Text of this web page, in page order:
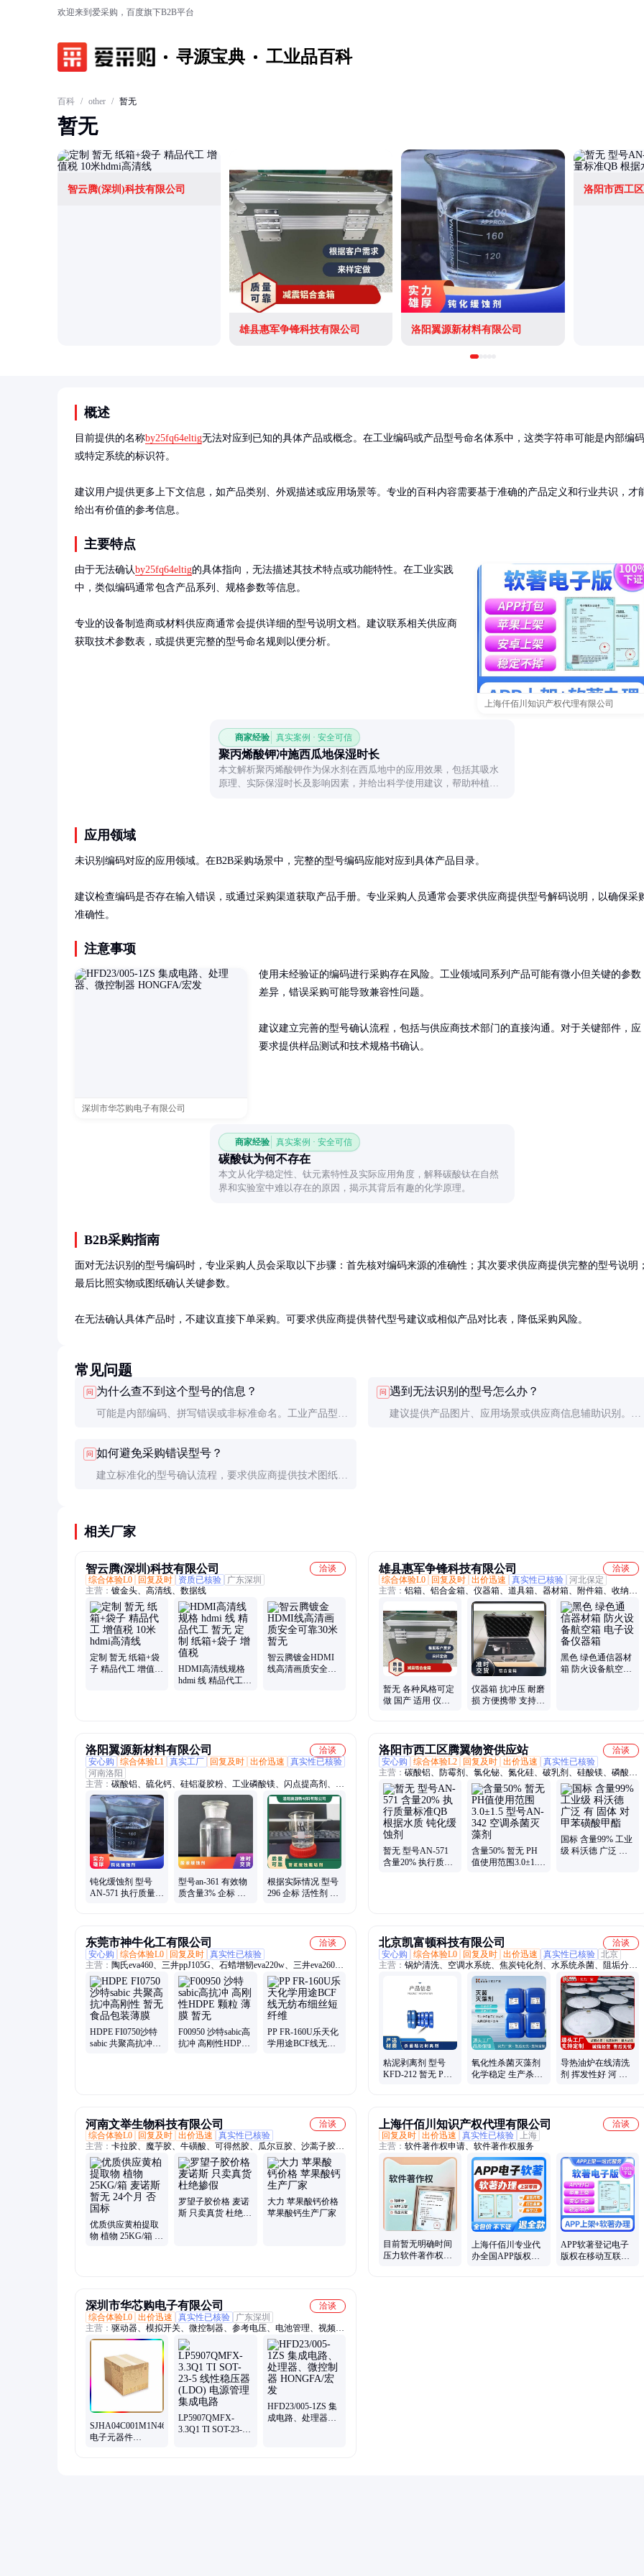
欢迎来到爱采购，百度旗下B2B平台
寻源宝典 工业品百科
百科 / other / 暂无
暂无
智云腾(深圳)科技有限公司
雄县惠军争锋科技有限公司 洛阳翼源新材料有限公司
洛阳市西工
概述
目前提供的名称by25fq64eltig无法对应到已知的具体产品或概念。在工业编码或产品型号命名体系中，这类字符串可能是内部编码
或特定系统的标识符。
建议用户提供更多上下文信息，如产品类别、外观描述或应用场景等。专业的百科内容需要基于准确的产品定义和行业共识，才
给出有价值的参考信息。
主要特点
上海仟佰川知识产权代理有限公司
由于无法确认by25fq64eltig的具体指向，无法描述其技术特点或功能特性。在工业实践
中，类似编码通常包含产品系列、规格参数等信息。
专业的设备制造商或材料供应商通常会提供详细的型号说明文档。建议联系相关供应商
获取技术参数表，或提供更完整的型号命名规则以便分析。
商家经验 真实案例 · 安全可信
聚丙烯酸钾冲施西瓜地保湿时长
本文解析聚丙烯酸钾作为保水剂在西瓜地中的应用效果，包括其吸水
原理、实际保湿时长及影响因素，并给出科学使用建议，帮助种植者
应用领域
未识别编码对应的应用领域。在B2B采购场景中，完整的型号编码应能对应到具体产品目录。
建议检查编码是否存在输入错误，或通过采购渠道获取产品手册。专业采购人员通常会要求供应商提供型号解码说明，以确保采
准确性。
注意事项
深圳市华芯购电子有限公司
使用未经验证的编码进行采购存在风险。工业领域同系列产品可能有微小但关键的参数
差异，错误采购可能导致兼容性问题。
建议建立完善的型号确认流程，包括与供应商技术部门的直接沟通。对于关键部件，应
要求提供样品测试和技术规格书确认。
商家经验 真实案例 · 安全可信
碳酸钛为何不存在
本文从化学稳定性、钛元素特性及实际应用角度，解释碳酸钛在自然
界和实验室中难以存在的原因，揭示其背后有趣的化学原理。
B2B采购指南
面对无法识别的型号编码时，专业采购人员会采取以下步骤：首先核对编码来源的准确性；其次要求供应商提供完整的型号说明
最后比照实物或图纸确认关键参数。
在无法确认具体产品时，不建议直接下单采购。可要求供应商提供替代型号建议或相似产品对比表，降低采购风险。
常见问题
问 为什么查不到这个型号的信息？
可能是内部编码、拼写错误或非标准命名。工业产品型号
问 遇到无法识别的型号怎么办？
建议提供产品图片、应用场景或供应商信息辅助识别。专
问 如何避免采购错误型号？
建立标准化的型号确认流程，要求供应商提供技术图纸或
相关厂家
智云腾(深圳)科技有限公司
洽谈
综合体验L0
回复及时 资质已核验
广东深圳
主营： 镀金头、高清线、数据线
定制 暂无 纸箱+袋
子 精品代工 增值税
HDMI高清线规格
hdmi 线 精品代工
智云腾镀金HDMI
线高清画质安全可
雄县惠军争锋科技有限公司
洽谈
综合体验L0
回复及时 出价迅速 真实性已核验 河北保定
主营： 铝箱、铝合金箱、仪器箱、道具箱、器材箱、附件箱、收纳
箱、航空箱、工具箱、电子仪表箱、实验仪器包装箱、消防器材箱、
指挥作业箱、侦查作业箱、勘测仪器包装箱、仪器仪表箱、乐器包装
箱、舞台道具箱、服装道具箱、运输储备箱、通讯设备箱、五金工具
箱、铝合金航空箱、产品展示箱、物资器材箱
暂无 各种风格可定
做 国产 适用 仪器
仪器箱 抗冲压 耐磨
损 方便携带 支持定
黑色 绿色通信器材
箱 防火设备航空箱
洛阳翼源新材料有限公司
洽谈
安心购
综合体验L1 真实工厂 回复及时 出价迅速
真实性已核验
河南洛阳
主营： 碳酸铝、硫化钙、硅铝凝胶粉、工业磷酸镁、闪点提高剂、表
面活性剂、耐火材料、水处理原材料
钝化缓蚀剂 型号
AN-571 执行质量标
型号an-361 有效物
质含量3% 企标 参
根据实际情况 型号
296 企标 活性剂 液
洛阳市西工区腾翼物资供应站
洽谈
安心购
综合体验L2 回复及时 出价迅速
真实性已核验
主营： 碳酸铝、防霉剂、氯化铋、氮化硅、破乳剂、硅酸镁、磷酸
铝、化学试剂、抗静电剂、乙酸乙酯、氢氧化镁、焦磷酸钠、干燥通
风、次磷酸镁、氯化氢乙醇、氯化氢甲醇、聚丙烯酸钾、闪点提高
剂、柴油降凝剂、硫代硫酸铵、聚丙烯酰胺、多聚磷酸钠、25公斤纸
板桶、硫代乙醇酸钠、高分子絮凝剂
暂无 型号AN-571
含量20% 执行质量
含量50% 暂无 PH
值使用范围3.0±1.5
国标 含量99% 工业
级 科沃德 广泛 有
东莞市神牛化工有限公司
洽谈
安心购
综合体验L0 回复及时 真实性已核验
主营： 陶氏eva460、三井ppJ105G、石蜡增韧eva220w、三井eva260、
热熔级eva250、普瑞曼ppj105g
HDPE FI0750沙特
sabic 共聚高抗冲高
F00950 沙特sabic高
抗冲 高刚性HDPE
PP FR-160U乐天化
学用途BCF线无纺
北京凯富顿科技有限公司
洽谈
安心购
综合体验L0 回复及时 出价迅速 真实性已核验 北京
主营： 锅炉清洗、空调水系统、焦炭钝化剂、水系统杀菌、阻垢分散
剂、洗涤高温水、粉尘抑制剂、脱硫增效剂、在线清洗剂、氧化除藻
剂、杀菌灭藻剂、水系统管道、无二氧化氯、空调冷凝器、金属表面
油污、清除附着藻类、烟气湿法脱硫、高电导反渗透、通风系统清
洗、空调风机盘管、导热油炉清洗、玻璃鳞片胶泥、烟气脱硫脱硝、
锅炉除垢除锈、填料水垢清洗
粘泥剥离剂 型号
KFD-212 暂无 PH
氧化性杀菌灭藻剂
化学稳定 生产杀菌
导热油炉在线清洗
剂 挥发性好 河 北
河南文举生物科技有限公司
洽谈
综合体验L0
回复及时 出价迅速
真实性已核验
主营： 卡拉胶、魔芋胶、牛磺酸、可得然胶、瓜尔豆胶、沙蒿子胶、
海藻酸钠、纳他酶素、食用明胶、聚丙烯酸钠、甲基纤维素、酪蛋白
酸钠、普鲁兰多糖、乳酸链球菌素、食品级黄原胶
优质供应黄柏提取
物 植物 25KG/箱 麦
罗望子胶价格 麦诺
斯 只卖真货 杜绝掺
大力 苹果酸钙价格
苹果酸钙生产厂家
上海仟佰川知识产权代理有限公司
洽谈
回复及时 出价迅速 真实性已核验
上海
主营： 软件著作权申请、软件著作权服务
目前暂无明确时间
压力软件著作权可
上海仟佰川专业代
办全国APP版权认
APP软著登记电子
版权在移动互联网
深圳市华芯购电子有限公司
洽谈
综合体验L0 出价迅速 真实性已核验
广东深圳
主营： 驱动器、模拟开关、微控制器、参考电压、电池管理、视频开
关ic、仪表放大器、音频放大器、开关稳压器、数字隔离器、精密放
大器、运算放大器、点火控制器、开关控制器、可编程门阵列、接口
集成电路、电容电阻
SJHA04C001M1N46
电子元器件
LP5907QMFX-
3.3Q1 TI SOT-23-5
HFD23/005-1ZS 集
成电路、处理器、